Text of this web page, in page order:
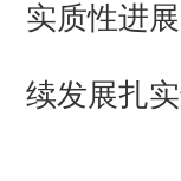
实质性进
续发展扎实